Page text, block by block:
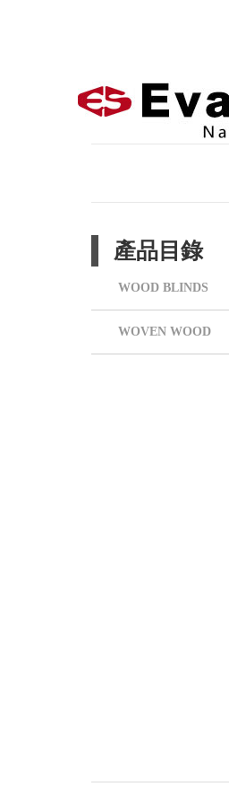
產品目錄
WOOD BLINDS
WOVEN WOOD